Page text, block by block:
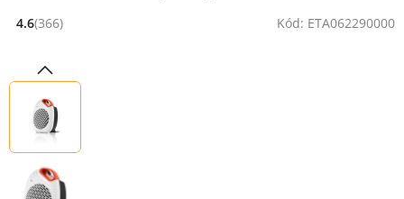
Hodnocení: 4.6 z 5 (366 recenzí)
4.6(366) Kód: ETA062290000